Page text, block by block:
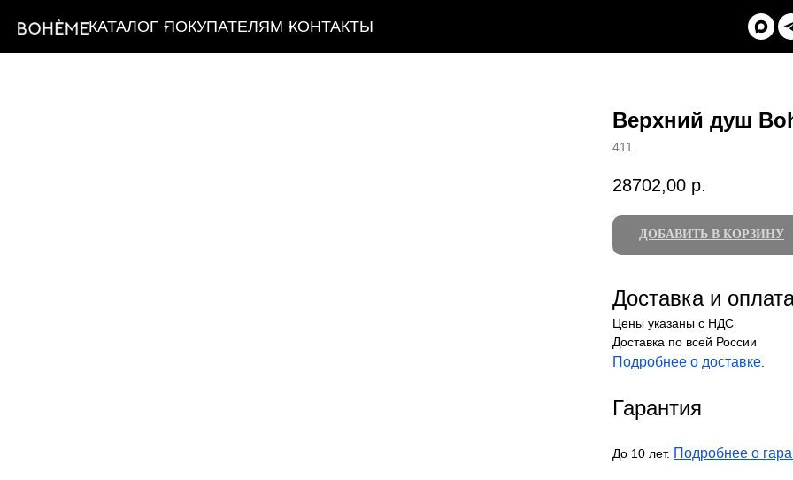
КАТАЛОГ ПОКУПАТЕЛЯМ КОНТАКТЫ
Верхний душ
411
28702,00 р.
ДОБАВИТЬ В КОРЗИНУ
Доставка и
Цены указаны с НДС
Доставка по всей России
Подробнее о доставке.
Гарантия
До 10 лет. Подробнее о